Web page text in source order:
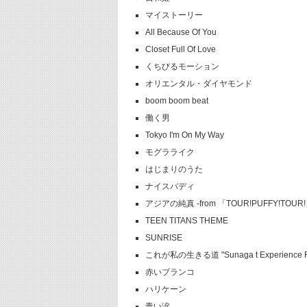
マイストーリー
All Because Of You
Closet Full Of Love
くちびるモーション
オリエンタル・ダイヤモンド
boom boom beat
働く男
Tokyo I'm On My Way
モグラライク
はじまりのうた
ナイスバディ
アジアの純真 -from 「
TEEN TITANS THEME
SUNRISE
これが私の生きる道 "Sunaga t Experience
赤いブランコ
ハリケーン